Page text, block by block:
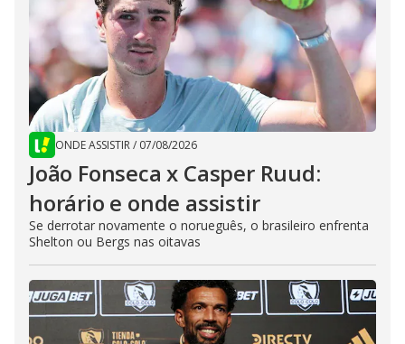
ONDE ASSISTIR/ 07/08/2026
João Fonseca x Casper Ruud:
horário e onde assistir
Se derrotar novamente o norueguês, o brasileiro enfrenta
Shelton ou Bergs nas oitavas